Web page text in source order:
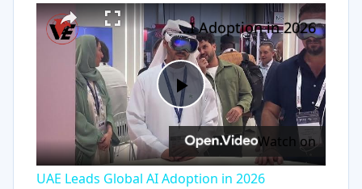
×
Play
Video
UAE Leads Global AI Adoption in 2026
Watch on
UAE Leads Global AI Adoption in 2026